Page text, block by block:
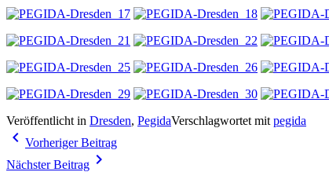
Veröffentlicht in Dresden, PegidaVerschlagwortet mit pegida
Beitragsnavigation
navigate_before Vorheriger Beitrag
Nächster Beitrag navigate_next